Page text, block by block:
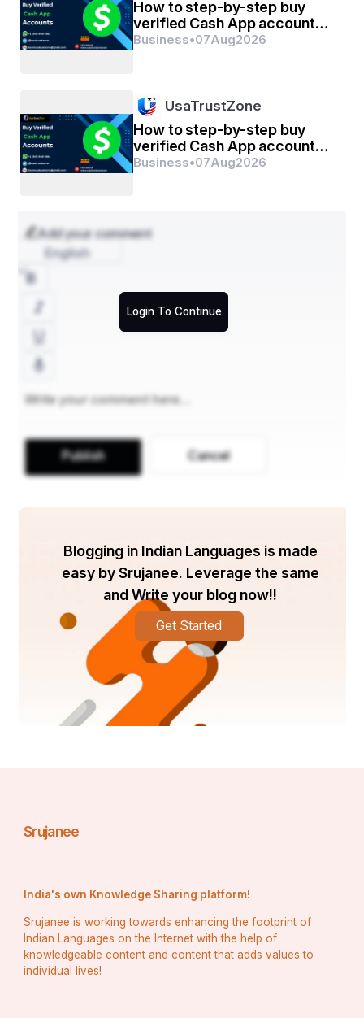
How to step-by-step buy
verified Cash App account
for personal or business
Business•07Aug2026
UsaTrustZone
How to step-by-step buy
verified Cash App account
for personal or business
Business•07Aug2026
Add your comment
Login To Continue
English
Publish Cancel
Blogging in Indian Languages is made
easy by Srujanee. Leverage the same
and Write your blog now!!
Get Started
Srujanee
India's own Knowledge Sharing platform!
Srujanee is working towards enhancing the footprint of
Indian Languages on the Internet with the help of
knowledgeable content and content that adds values to
individual lives!